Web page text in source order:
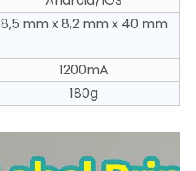
8,5 mm x 8,2 mm x 40 mm
1200mA
180g